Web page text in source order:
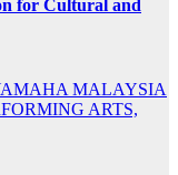
for Cultural and